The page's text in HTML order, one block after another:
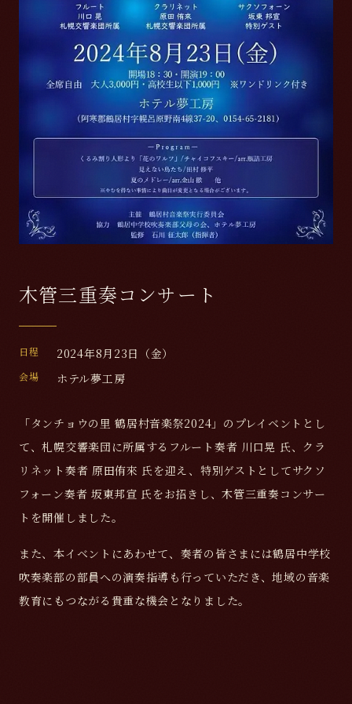
木管三重奏コンサート
日程 2024年8月23日（金）
会場 ホテル夢工房
「タンチョウの里 鶴居村音楽祭2024」のプレイベントとし
て、札幌交響楽団に所属するフルート奏者 川口晃 氏、クラ
リネット奏者 原田侑來 氏を迎え、特別ゲストとしてサクソ
フォーン奏者 坂東邦宣 氏をお招きし、木管三重奏コンサー
トを開催しました。
また、本イベントにあわせて、奏者の皆さまには鶴居中学校
吹奏楽部の部員への演奏指導も行っていただき、地域の音楽
教育にもつながる貴重な機会となりました。